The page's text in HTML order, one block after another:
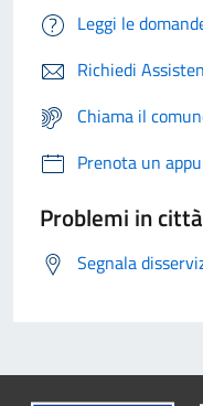
Leggi le
Richiedi
Chiama il
Prenota un
Problemi in città
Segnala